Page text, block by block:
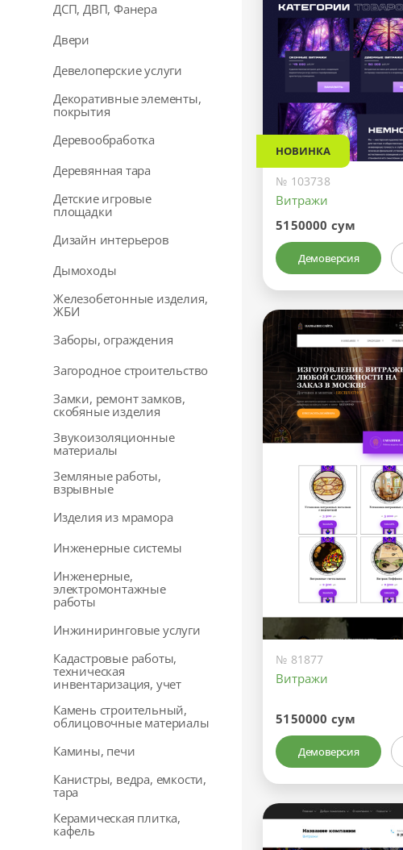
ДСП, ДВП, Фанера
Двери
Девелоперские услуги
Декоративные элементы,
покрытия
Деревообработка
Деревянная тара
Детские игровые
площадки
Дизайн интерьеров
Дымоходы
Железобетонные изделия,
ЖБИ
Заборы, ограждения
Загородное строительство
Замки, ремонт замков,
скобяные изделия
Звукоизоляционные
материалы
Земляные работы,
взрывные
Изделия из мрамора
Инженерные системы
Инженерные,
электромонтажные
работы
Инжиниринговые услуги
Кадастровые работы,
техническая
инвентаризация, учет
Камень строительный,
облицовочные материалы
Камины, печи
Канистры, ведра, емкости,
тара
Керамическая плитка,
кафель
НОВИНКА
№ 103738
Витражи
5150000 сум
Демоверсия
№ 81877
Витражи
5150000 сум
Демоверсия